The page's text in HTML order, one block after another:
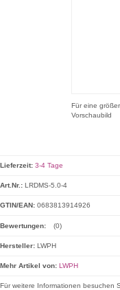
Für eine
Vorschaubild
Lieferzeit: 3-4 Tage
Art.Nr.: LRDMS-5.0-4
GTIN/EAN: 0683813914926
Bewertungen: (0)
Hersteller: LWPH
Mehr Artikel von: LWPH
Für weitere Informationen besuchen